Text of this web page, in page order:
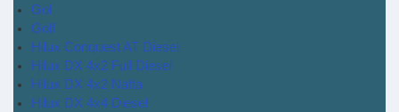
Gol
Golf
Hilux Conquest AT Diesel
Hilux DX 4x2 Full Diesel
Hilux DX 4x2 Nafta
Hilux DX 4x4 Diesel